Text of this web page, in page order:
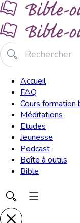
Accueil
FAQ
Cours formation
Méditations
Etudes
Jeunesse
Podcast
Boîte à outils
Bible